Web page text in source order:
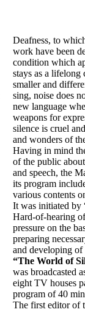
Deafness, to
work have been
condition which
stays as a
smaller and
sing, noise does
new language
weapons for
silence is cruel
and wonders of
Having in mind
of the public
and speech, the
its program
various contents
It was initiated by
Hard-of-hearing
pressure on the
preparing
and developing
“The World of
was broadcasted
eight TV houses
program of 40
The first editor of